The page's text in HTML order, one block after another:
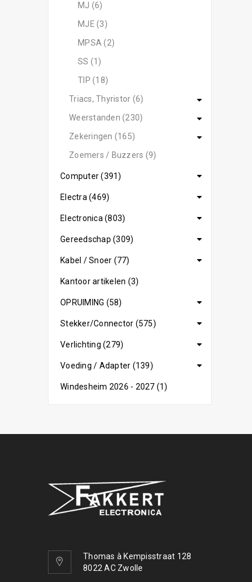
MJ (6)
MJE (3)
MPSA (2)
SS (1)
TIP (18)
Triacs, Thyristor (6)
Weerstanden (230)
Zekeringen (165)
Zoemers / Buzzers (9)
Computer (391)
Electra (469)
Electronica (803)
Gereedschap (309)
Kabel / Snoer (77)
Kantoor artikelen (3)
OPRUIMING (58)
Stekker/Connector (575)
Verlichting (279)
Voeding / Adapter (139)
Windesheim 2026 - 2027 (1)
Thomas à Kempisstraat 128
8022 AC Zwolle